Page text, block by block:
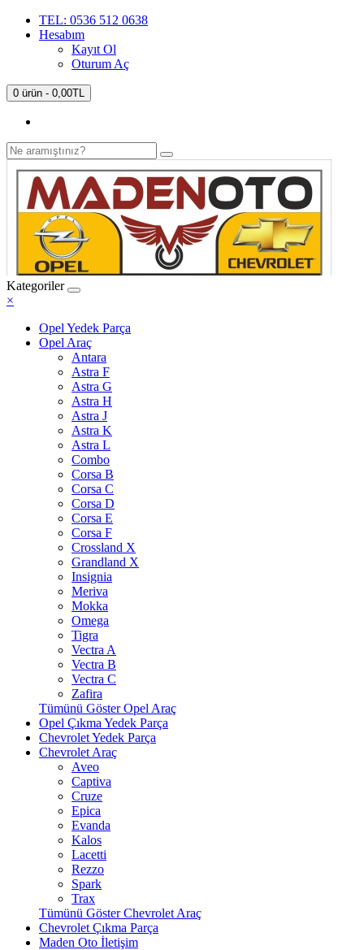
TEL: 0536 512 0638
Hesabım
Kayıt Ol
Oturum Aç
0 ürün - 0,00TL
Kategoriler
×
Opel Yedek Parça
Opel Araç
Antara
Astra F
Astra G
Astra H
Astra J
Astra K
Astra L
Combo
Corsa B
Corsa C
Corsa D
Corsa E
Corsa F
Crossland X
Grandland X
Insignia
Meriva
Mokka
Omega
Tigra
Vectra A
Vectra B
Vectra C
Zafira
Tümünü Göster Opel Araç
Opel Çıkma Yedek Parça
Chevrolet Yedek Parça
Chevrolet Araç
Aveo
Captiva
Cruze
Epica
Evanda
Kalos
Lacetti
Rezzo
Spark
Trax
Tümünü Göster Chevrolet Araç
Chevrolet Çıkma Parça
Maden Oto İletişim